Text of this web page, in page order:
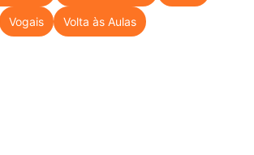
Vogais Volta às Aulas